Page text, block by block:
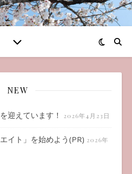
NEW
迎えています！ 2026年4月23日
イト」を始めよう(PR) 2026年